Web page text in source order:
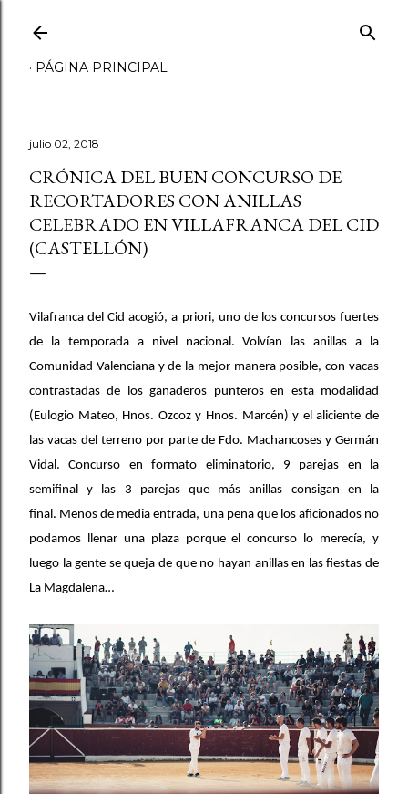
PÁGINA PRINCIPAL
julio 02, 2018
CRÓNICA DEL BUEN CONCURSO DE
RECORTADORES CON ANILLAS
CELEBRADO EN VILLAFRANCA DEL CID
(CASTELLÓN)
Vilafranca del Cid acogió, a priori, uno de los concursos fuertes
de la temporada a nivel nacional. Volvían las anillas a la
Comunidad Valenciana y de la mejor manera posible, con vacas
contrastadas de los ganaderos punteros en esta modalidad
(Eulogio Mateo, Hnos. Ozcoz y Hnos. Marcén) y el aliciente de
las vacas del terreno por parte de Fdo. Machancoses y Germán
Vidal.Concurso en formato eliminatorio, 9 parejas en la
semifinal y las 3 parejas que más anillas consigan en la
final. Menos de media entrada, una pena que los aficionados no
podamos llenar una plaza porque el concurso lo merecía, y
luego la gente se queja de que no hayan anillas en las fiestas de
La Magdalena…